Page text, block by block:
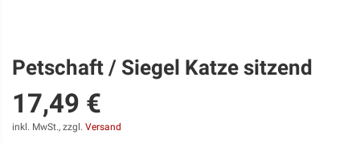
Zum
Anfang
der
Bildgalerie
springen
Petschaft / Siegel Katze sitzend
17,49 €
inkl. MwSt., zzgl. Versand